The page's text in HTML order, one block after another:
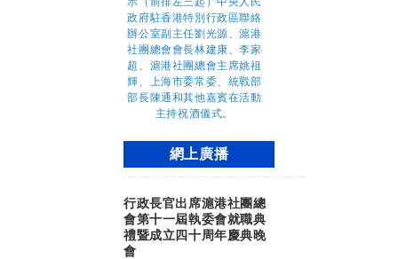
網上廣播
行政長官出席滬港社團總
會第十一屆執委會就職典
禮暨成立四十周年慶典晚
會